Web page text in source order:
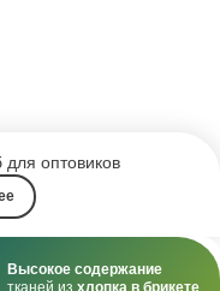
оптовиков
Высокое содержание
тканей из хлопка в брикете